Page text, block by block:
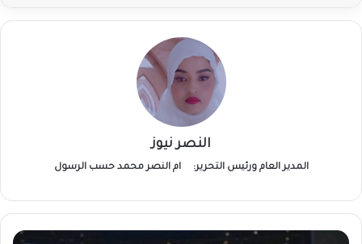
النصر نيوز
المدير العام ورئيس التحرير: ام النصر محمد حسب الرسول
كأس